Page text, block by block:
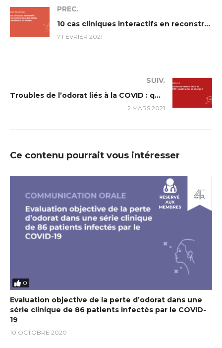
PREC.
10 cas cliniques interactifs en reconstruction des pertes de substance du visage
7 FÉVRIER 2021
SUIV.
Troubles de l’odorat liés à la COVID : quelle prise en charge ?
2 MARS 2021
Ce contenu pourrait vous intéresser
0
Evaluation objective de la perte d’odorat dans une
série clinique de 86 patients infectés par le COVID-
19
10 OCTOBRE 2020